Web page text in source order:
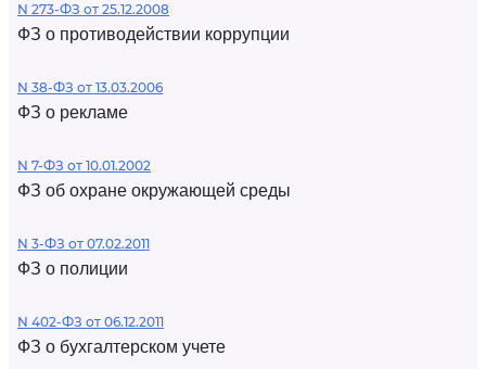
N 273-ФЗ от 25.12.2008
ФЗ о противодействии коррупции
N 38-ФЗ от 13.03.2006
ФЗ о рекламе
N 7-ФЗ от 10.01.2002
ФЗ об охране окружающей среды
N 3-ФЗ от 07.02.2011
ФЗ о полиции
N 402-ФЗ от 06.12.2011
ФЗ о бухгалтерском учете